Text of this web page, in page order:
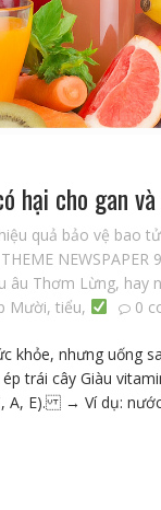
hại cho gan
quả bảo vệ bao
NEWSPAPER 9
âu Thơm Lừng, hay
Mười, tiểu, 0
khỏe, nhưng uống
trái cây Giàu
A, E). → Ví dụ: